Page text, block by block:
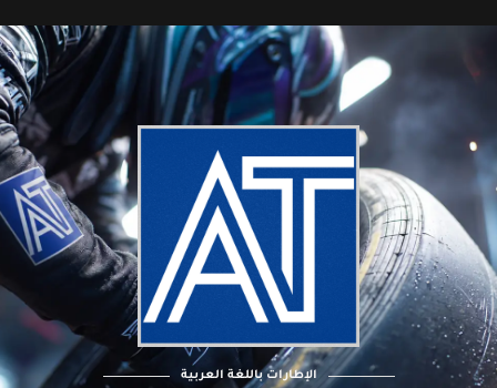
الإطارات باللغة العربية